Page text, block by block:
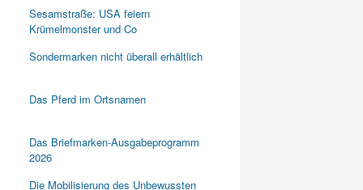
Sesamstraße: USA feiern
Krümelmonster und Co
Sondermarken nicht überall erhältlich
Das Pferd im Ortsnamen
Das Briefmarken-Ausgabeprogramm
2026
Die Mobilisierung des Unbewussten